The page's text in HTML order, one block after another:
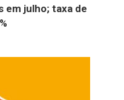
em julho; taxa de